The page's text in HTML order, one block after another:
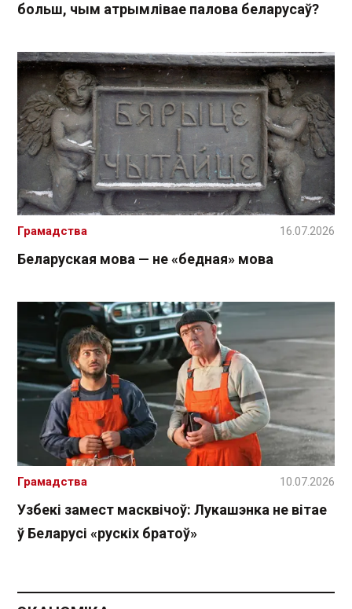
больш, чым атрымлівае палова беларусаў?
Беларуская мова — не «бедная» мова
Грамадства 16.07.2026
Узбекі замест масквічоў: Лукашэнка не вітае
ў Беларусі «рускіх братоў»
Грамадства 10.07.2026